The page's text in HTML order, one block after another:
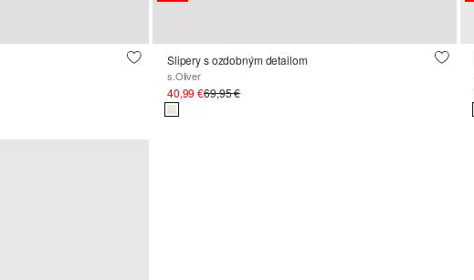
Slipery s ozdobným detailom
s.Oliver
40,99 €69,95 €